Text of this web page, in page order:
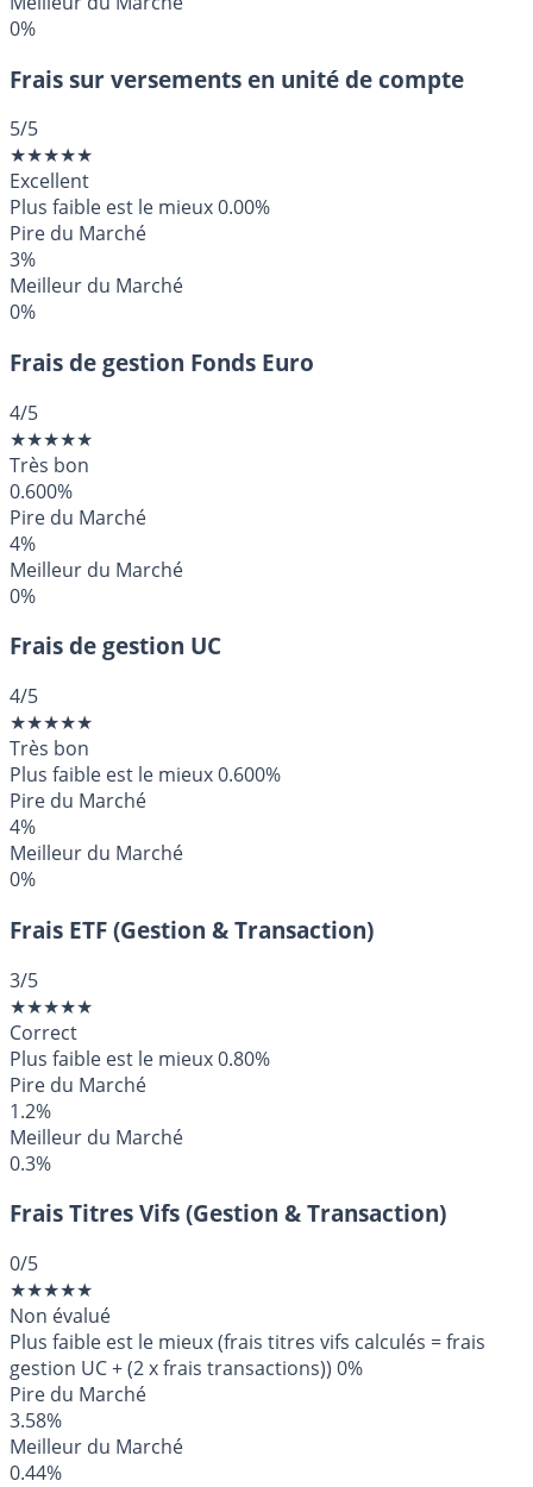
0%
Frais sur versements en unité de compte
5/5
★★★★★
Excellent
Plus faible est le mieux0.00%
Pire du Marché
3%
Meilleur du Marché
0%
Frais de gestion Fonds Euro
4/5
★★★★★
Très bon
0.600%
Pire du Marché
4%
Meilleur du Marché
0%
Frais de gestion UC
4/5
★★★★★
Très bon
Plus faible est le mieux0.600%
Pire du Marché
4%
Meilleur du Marché
0%
Frais ETF (Gestion & Transaction)
3/5
★★★★★
Correct
Plus faible est le mieux0.80%
Pire du Marché
1.2%
Meilleur du Marché
0.3%
Frais Titres Vifs (Gestion & Transaction)
0/5
★★★★★
Non évalué
Plus faible est le mieux (frais titres vifs calculés = frais
gestion UC + (2 x frais transactions)) 0%
Pire du Marché
3.58%
Meilleur du Marché
0.44%